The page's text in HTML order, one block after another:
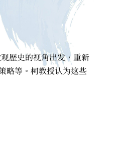
歷史的视角出发，重新
略等。柯教授认为这些